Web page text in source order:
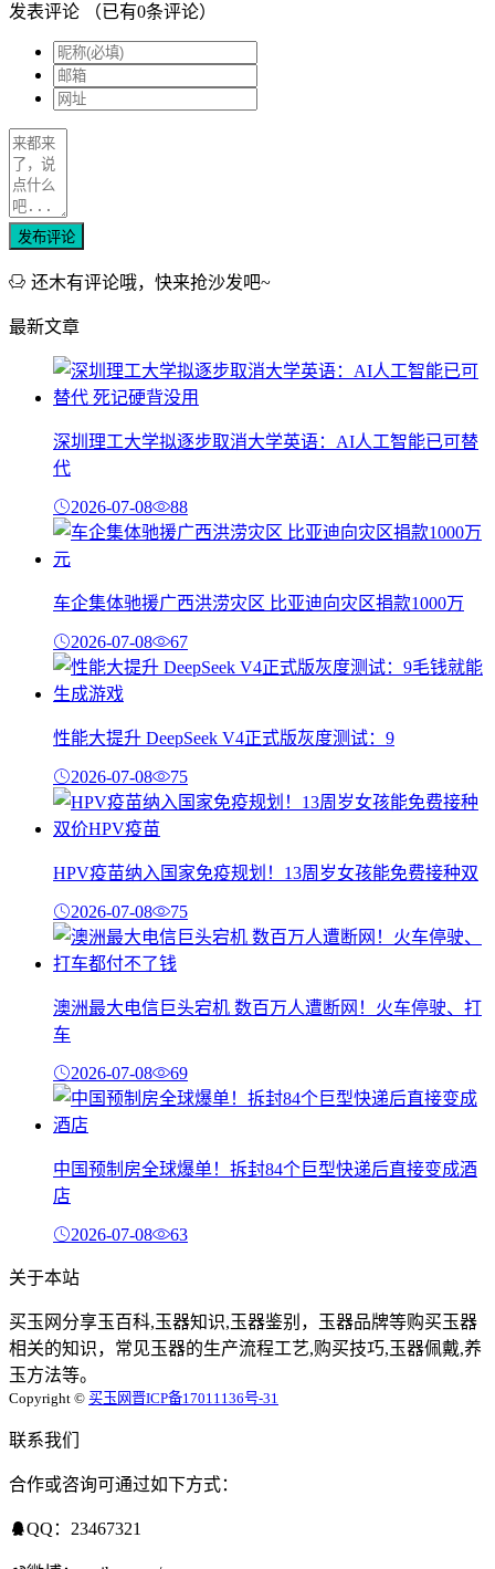
发表评论 （已有0条评论）
发布评论
还木有评论哦，快来抢沙发吧~
最新文章
深圳理工大学拟逐步取消大学英语：AI人工智能已可替
代
2026-07-08 88
车企集体驰援广西洪涝灾区 比亚迪向灾区捐款1000万
2026-07-08 67
性能大提升 DeepSeek V4正式版灰度测试：9
2026-07-08 75
HPV疫苗纳入国家免疫规划！13周岁女孩能免费接种双
2026-07-08 75
澳洲最大电信巨头宕机 数百万人遭断网！火车停驶、打
车
2026-07-08 69
中国预制房全球爆单！拆封84个巨型快递后直接变成酒
店
2026-07-08 63
关于本站
买玉网分享玉百科,玉器知识,玉器鉴别，玉器品牌等购买玉器
相关的知识，常见玉器的生产流程工艺,购买技巧,玉器佩戴,养
玉方法等。
Copyright © 买玉网晋ICP备17011136号-31
联系我们
合作或咨询可通过如下方式：
QQ：23467321